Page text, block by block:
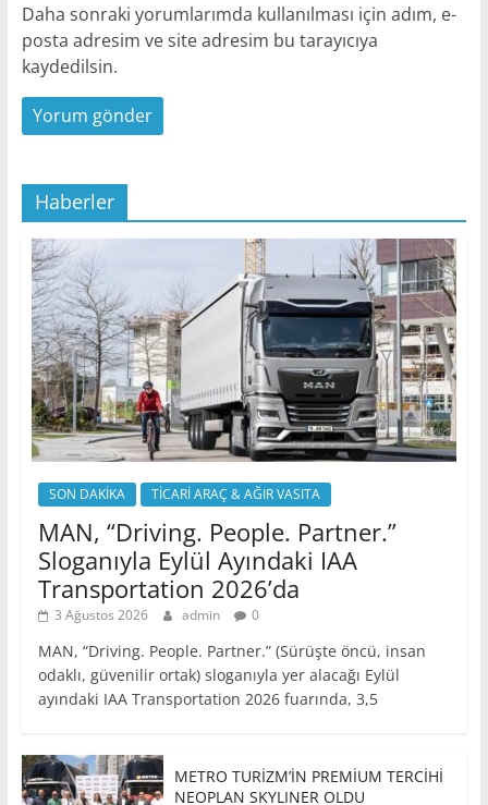
Daha sonraki yorumlarımda kullanılması için adım, e-
posta adresim ve site adresim bu tarayıcıya
kaydedilsin.
Haberler
SON DAKİKA TİCARİ ARAÇ & AĞIR VASITA
MAN, “Driving. People. Partner.”
Sloganıyla Eylül Ayındaki IAA
Transportation 2026’da
3 Ağustos 2026 admin 0
MAN, “Driving. People. Partner.” (Sürüşte öncü, insan
odaklı, güvenilir ortak) sloganıyla yer alacağı Eylül
ayındaki IAA Transportation 2026 fuarında, 3,5
METRO TURİZM’İN PREMİUM TERCİHİ
NEOPLAN SKYLINER OLDU